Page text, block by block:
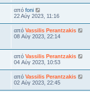
από foni
22 Αύγ 2023, 11:16
από Vassilis Perantzakis
08 Αύγ 2023, 22:14
από Vassilis Perantzakis
04 Αύγ 2023, 10:53
από Vassilis Perantzakis
02 Αύγ 2023, 22:45